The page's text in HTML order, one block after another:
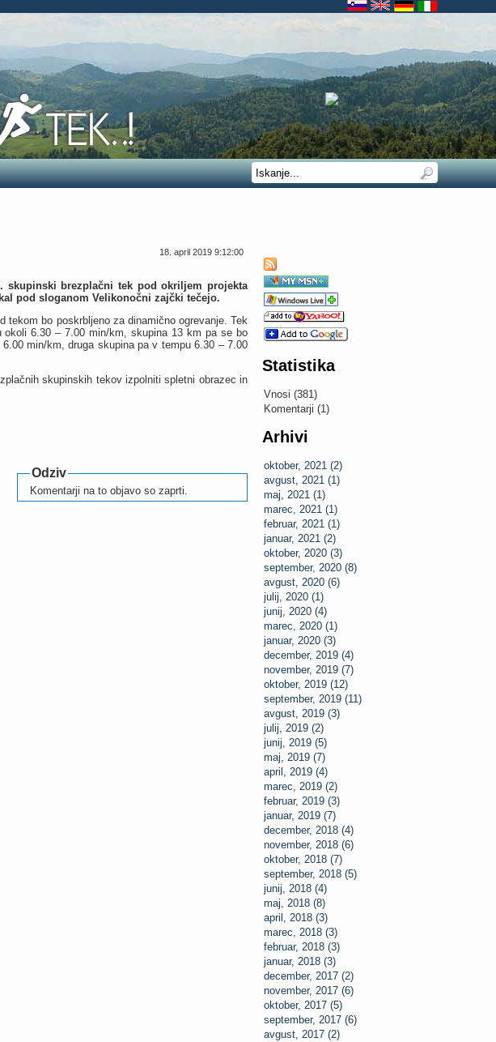
Statistika
Vnosi (381)
Komentarji (1)
Arhivi
oktober, 2021 (2)
avgust, 2021 (1)
maj, 2021 (1)
marec, 2021 (1)
februar, 2021 (1)
januar, 2021 (2)
oktober, 2020 (3)
september, 2020 (8)
avgust, 2020 (6)
julij, 2020 (1)
junij, 2020 (4)
marec, 2020 (1)
januar, 2020 (3)
december, 2019 (4)
november, 2019 (7)
oktober, 2019 (12)
september, 2019 (11)
avgust, 2019 (3)
julij, 2019 (2)
junij, 2019 (5)
maj, 2019 (7)
april, 2019 (4)
marec, 2019 (2)
februar, 2019 (3)
januar, 2019 (7)
december, 2018 (4)
november, 2018 (6)
oktober, 2018 (7)
september, 2018 (5)
junij, 2018 (4)
maj, 2018 (8)
april, 2018 (3)
marec, 2018 (3)
februar, 2018 (3)
januar, 2018 (3)
december, 2017 (2)
november, 2017 (6)
oktober, 2017 (5)
september, 2017 (6)
avgust, 2017 (2)
18. april 2019 9:12:00
skupinski brezplačni tek pod okriljem projekta
pod sloganom Velikonočni zajčki tečejo.
tekom bo poskrbljeno za dinamično ogrevanje. Tek
6.30 – 7.00 min/km, skupina 13 km pa se bo
min/km, druga skupina pa v tempu 6.30 – 7.00
skupinskih tekov izpolniti spletni obrazec in
Odziv
Komentarji na to objavo so zaprti.